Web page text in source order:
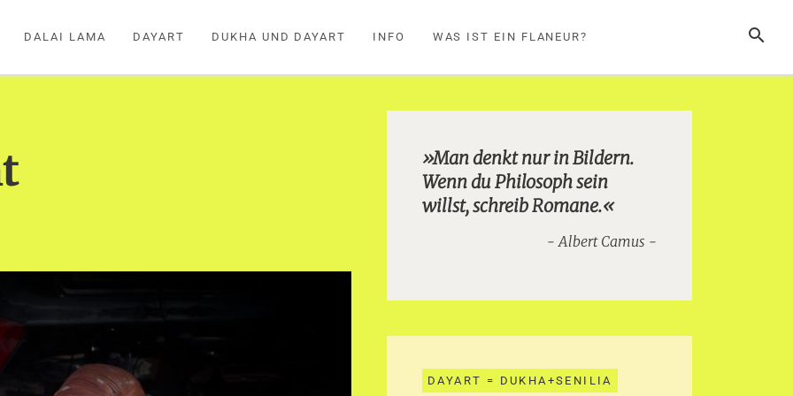
SUCHE
DALAI LAMA DAYART DUKHA UND DAYART INFO WAS IST EIN FLANEUR?
»Man denkt nur in Bildern.
Wenn du Philosoph sein
willst, schreib Romane.«
Albert Camus
DAYART = DUKHA+SENILIA